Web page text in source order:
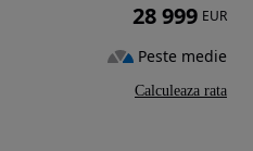
28 999 EUR
Peste medie
Calculeaza rata